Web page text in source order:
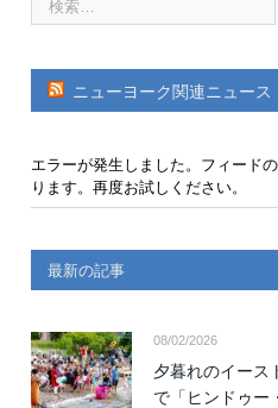
ニューヨーク関連ニュース
エラーが発生しました。フィード
ります。再度お試しください。
最新の記事
08/02/2026
夕暮れのイース
で「ヒンドゥー